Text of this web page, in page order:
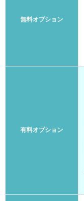
無料オプション
有料オプション